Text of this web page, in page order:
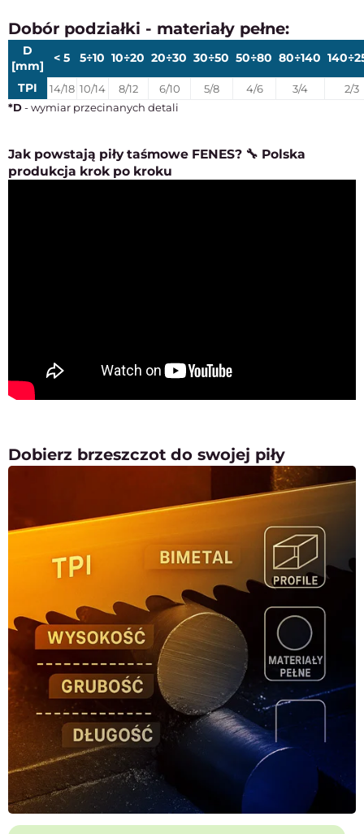
Dobór podziałki - materiały pełne:
D
[mm]
< 5 5÷10 10÷20 20÷30 30÷50 50÷80 80÷140
TPI 14/18 10/14 8/12 6/10 5/8 4/6 3/4
2/3
*D- wymiar przecinanych detali
Jak powstają piły taśmowe FENES? 🔧 Polska
produkcja krok po kroku
Dobierz brzeszczot do swojej piły